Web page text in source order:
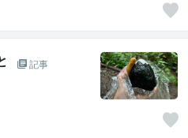
記事